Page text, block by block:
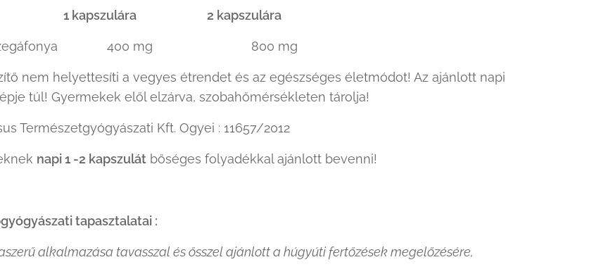
1 kapszulára 2 kapszulára
tőzegáfonya 400 mg 800 mg
nem helyettesíti a vegyes étrendet és az egészséges életmódot! Az ajánlott napi
túl! Gyermekek elől elzárva, szobahőmérsékleten tárolja!
Természetgyógyászati Kft. Ogyei : 11657/2012
napi 1 -2 kapszulát bőséges folyadékkal ajánlott bevenni!
tapasztalatai :
alkalmazása tavasszal és ősszel ajánlott a húgyúti fertőzések megelőzésére,